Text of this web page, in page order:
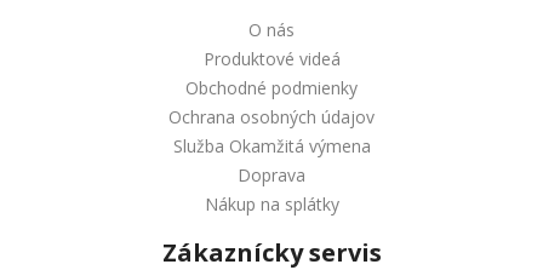
O nás
Produktové videá
Obchodné podmienky
Ochrana osobných údajov
Služba Okamžitá výmena
Doprava
Nákup na splátky
Zákaznícky servis